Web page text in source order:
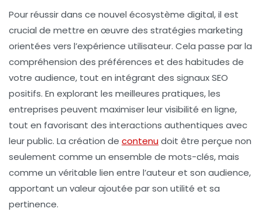
Pour réussir dans ce nouvel écosystème digital, il est
crucial de mettre en œuvre des stratégies marketing
orientées vers l’expérience utilisateur. Cela passe par la
compréhension des préférences et des habitudes de
votre audience, tout en intégrant des signaux SEO
positifs. En explorant les meilleures pratiques, les
entreprises peuvent maximiser leurvisibilité en ligne,
tout en favorisant des interactions authentiques avec
leur public. La création de contenudoit être perçue non
seulement comme un ensemble de mots-clés, mais
comme un véritable lien entre l’auteur et son audience,
apportant un valeur ajoutée par son utilité et sa
pertinence.